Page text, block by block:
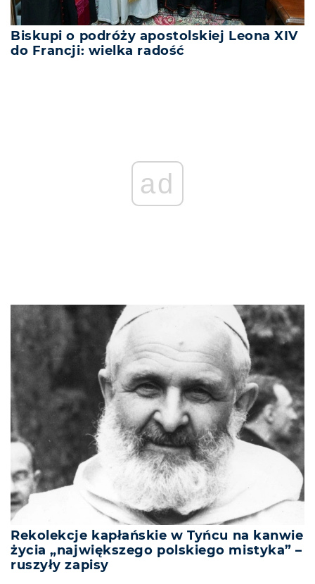
Biskupi o podróży apostolskiej Leona XIV
do Francji: wielka radość
ad
Rekolekcje kapłańskie w Tyńcu na kanwie
życia „największego polskiego mistyka” –
ruszyły zapisy